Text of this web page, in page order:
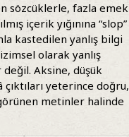
sözcüklerle, fazla emek
içerik yığınına “slop”
kastedilen yanlış bilgi
olarak yanlış
Aksine, düşük
yeterince doğru,
metinler halinde